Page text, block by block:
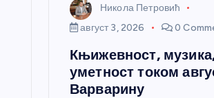
Никола Петровић
август 3, 2026
0
Књижевност,
уметност током
Варварину